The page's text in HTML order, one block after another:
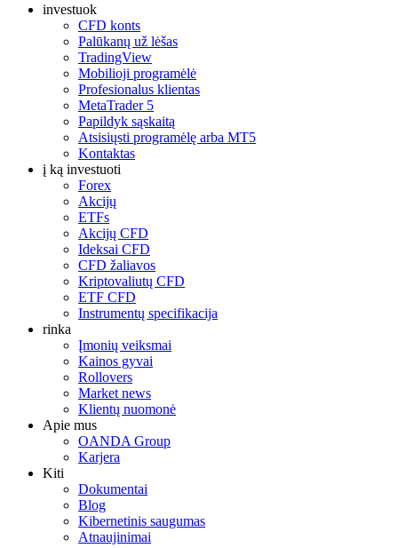
investuok
CFD konts
Palūkanų už lėšas
TradingView
Mobilioji programėlė
Profesionalus klientas
MetaTrader 5
Papildyk sąskaitą
Atsisiųsti programėlę arba MT5
Kontaktas
į ką investuoti
Forex
Akcijų
ETFs
Akcijų CFD
Ideksai CFD
CFD žaliavos
Kriptovaliutų CFD
ETF CFD
Instrumentų specifikacija
rinka
Įmonių veiksmai
Kainos gyvai
Rollovers
Market news
Klientų nuomonė
Apie mus
OANDA Group
Karjera
Kiti
Dokumentai
Blog
Kibernetinis saugumas
Atnaujinimai